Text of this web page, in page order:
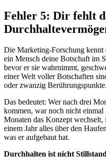
Fehler 5: Dir fehlt
Die Marketing-Forschung kennt
ein Mensch deine Botschaft im
bevor er sie wahrnimmt,
einer Welt voller Botschaften
oder zwanzig Berührungspunkte.
Das bedeutet: Wer nach drei
kommen, war noch nicht einmal
Monaten das Konzept
einem Jahr alles über den
was er aufgebaut hat.
Durchhalten ist nicht